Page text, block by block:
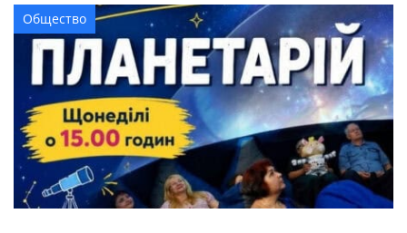
Общество